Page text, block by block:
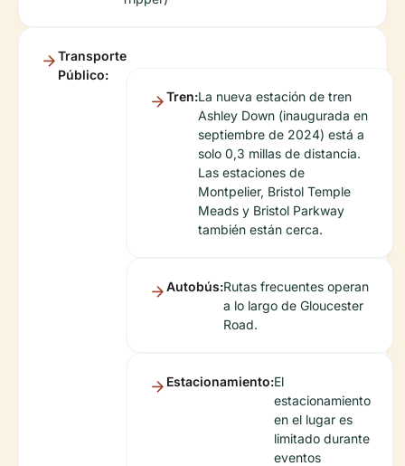
Transporte
Público:
Tren:La nueva estación de tren
Ashley Down (inaugurada en
septiembre de 2024) está a
solo 0,3 millas de distancia.
Las estaciones de
Montpelier, Bristol Temple
Meads y Bristol Parkway
también están cerca.
Autobús:Rutas frecuentes operan
a lo largo de Gloucester
Road.
Estacionamiento:El
estacionamiento
en el lugar es
limitado durante
eventos